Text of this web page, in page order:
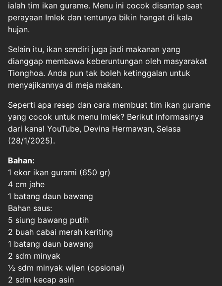
ialah tim ikan gurame. Menu ini cocok disantap saat
perayaan Imlek dan tentunya bikin hangat di kala
hujan.
Selain itu, ikan sendiri juga jadi makanan yang
dianggap membawa keberuntungan oleh masyarakat
Tionghoa. Anda pun tak boleh ketinggalan untuk
menyajikannya di meja makan.
Seperti apa resep dan cara membuat tim ikan gurame
yang cocok untuk menu Imlek? Berikut informasinya
dari kanal YouTube, Devina Hermawan, Selasa
(28/1/2025).
Bahan:
1 ekor ikan gurami (650 gr)
4 cm jahe
1 batang daun bawang
Bahan saus:
5 siung bawang putih
2 buah cabai merah keriting
1 batang daun bawang
2 sdm minyak
½ sdm minyak wijen (opsional)
2 sdm kecap asin